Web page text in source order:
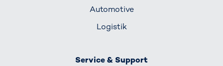
Automotive
Logistik
Service & Support